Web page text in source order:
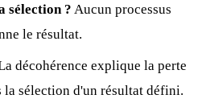
sélection ? Aucun processus
le résultat.
décohérence explique la perte
la sélection d'un résultat défini.